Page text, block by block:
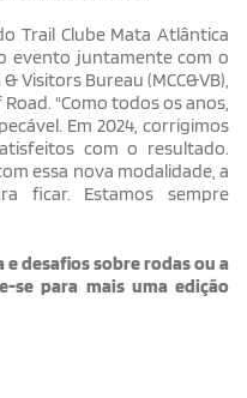
Trail Clube Mata Atlântica
evento juntamente com o
Visitors Bureau (MCC&VB),
"Como todos os anos,
Em 2024, corrigimos
com o resultado.
essa nova modalidade, a
ficar. Estamos sempre
desafios sobre rodas ou a
se para mais uma edição